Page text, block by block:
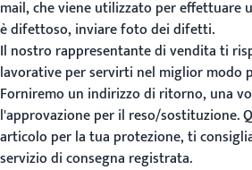
mail, che viene utilizzato per effettuare
è difettoso, inviare foto dei difetti.
Il nostro rappresentante di vendita ti
lavorative per servirti nel miglior modo
Forniremo un indirizzo di ritorno, una
l'approvazione per il reso/sostituzione.
articolo per la tua protezione, ti
servizio di consegna registrata.